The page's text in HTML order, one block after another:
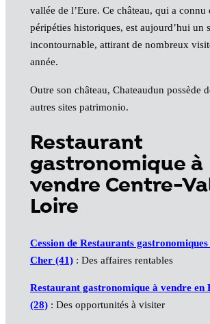
vallée de l’Eure. Ce château, qui a connu
péripéties historiques, est aujourd’hui un
incontournable, attirant de nombreux
année.
Outre son château, Chateaudun possède
autres sites patrimonio.
Restaurant
gastronomique à
vendre Centre-
Loire
Cession de Restaurants
Cher (41): Des affaires rentables
Restaurant gastronomique à vendre en
(28): Des opportunités à visiter